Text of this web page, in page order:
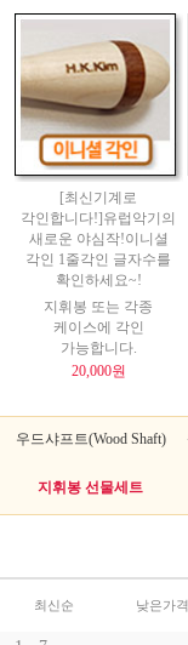
[최신기계로
각인합니다!]유럽악기의
새로운 야심작!이니셜
각인 1줄각인 글자수를
확인하세요~!
지휘봉 또는 각종
케이스에 각인
가능합니다.
20,000원
우드샤프트(Wood Shaft)
지휘봉 선물세트
최신순 낮은가격